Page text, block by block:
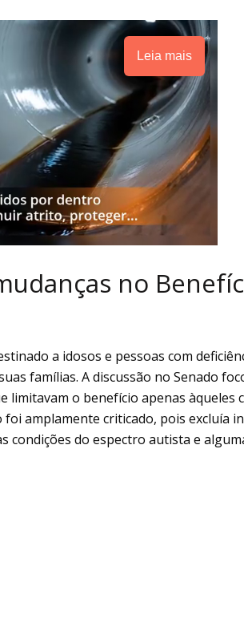
Leia mais
no
a idosos e pessoas com
famílias. A discussão no Senado
o benefício apenas àqueles
amplamente criticado, pois excluía
condições do espectro autista e